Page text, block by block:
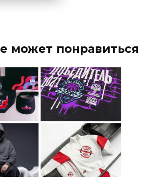
может понравиться